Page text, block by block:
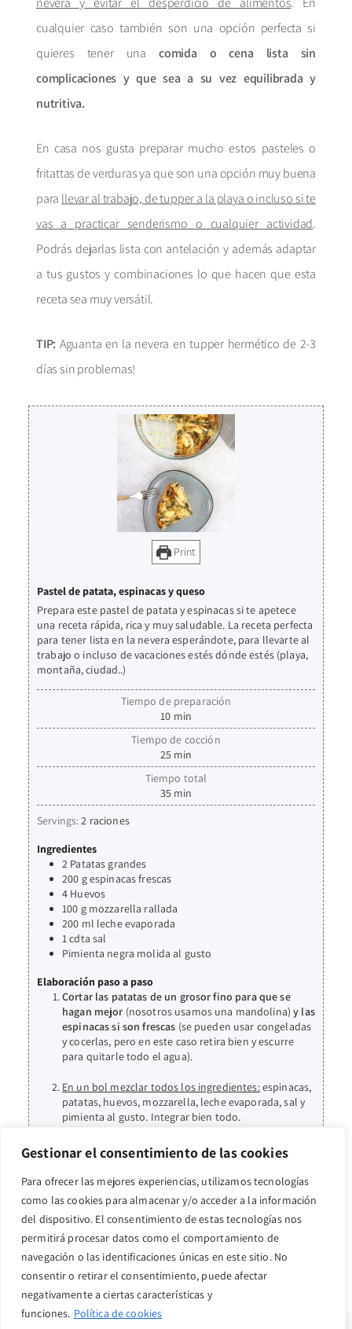
Gestionar el consentimiento de las cookies
Para ofrecer las mejores experiencias, utilizamos tecnologías
como las cookies para almacenar y/o acceder a la información
del dispositivo. El consentimiento de estas tecnologías nos
permitirá procesar datos como el comportamiento de
navegación o las identificaciones únicas en este sitio. No
consentir o retirar el consentimiento, puede afectar
negativamente a ciertas características y
funciones. Política de cookies
cualquier caso también son una opción perfecta si
quieres tener una comida o cena lista sin
complicaciones y que sea a su vez equilibrada y
nutritiva.
En casa nos gusta preparar mucho estos pasteles o
fritattas de verduras ya que son una opción muy buena
para llevar al trabajo, de tupper a la playa o incluso si te
vas a practicar senderismo o cualquier actividad.
Podrás dejarlas lista con antelación y además adaptar
a tus gustos y combinaciones lo que hacen que esta
receta sea muy versátil.
TIP: Aguanta en la nevera en tupper hermético de 2-3
días sin problemas!
Print
Pastel de patata, espinacas y queso
Prepara este pastel de patata y espinacas si te apetece
una receta rápida, rica y muy saludable. La receta perfecta
para tener lista en la nevera esperándote, para llevarte al
trabajo o incluso de vacaciones estés dónde estés (playa,
montaña, ciudad..)
Tiempo de preparación
10 min
Tiempo de cocción
25 min
Tiempo total
35 min
Servings:2 raciones
Ingredientes
2 Patatas grandes
200 gespinacas frescas
4 Huevos
100 g mozzarella rallada
200 ml leche evaporada
1cdta sal
Pimienta negra molida al gusto
Elaboración paso a paso
Cortar las patatas de un grosor fino para que se
hagan mejor (nosotros usamos una mandolina)y las
espinacas si son frescas (se pueden usar congeladas
y cocerlas, pero en este caso retira bien y escurre
para quitarle todo el agua).
En un bol mezclar todos los ingredientes:espinacas,
patatas, huevos, mozzarella, leche evaporada, sal y
pimienta al gusto. Integrar bien todo.
En un molde engrasado añadir la mezcla anterior y
hornear a 200ºC durante 20-25 min(vigila que se
cocine bien y se dore). Se puede hacer también en
freidora de aire a 190ºC durante 17 min. Servir y
disfrutar.